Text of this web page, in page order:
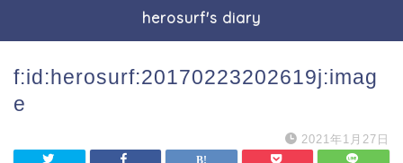
herosurf's diary
f:id:herosurf:20170223202619j:imag
e
2021年1月27日